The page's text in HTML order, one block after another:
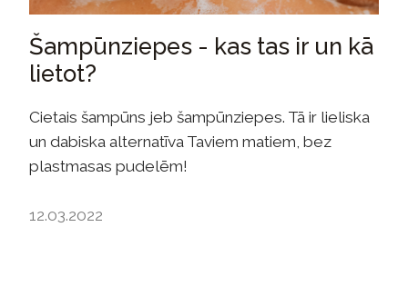
Šampūnziepes - kas tas ir un kā
lietot?
Cietais šampūns jeb šampūnziepes. Tā ir lieliska
un dabiska alternatīva Taviem matiem, bez
plastmasas pudelēm!
12.03.2022